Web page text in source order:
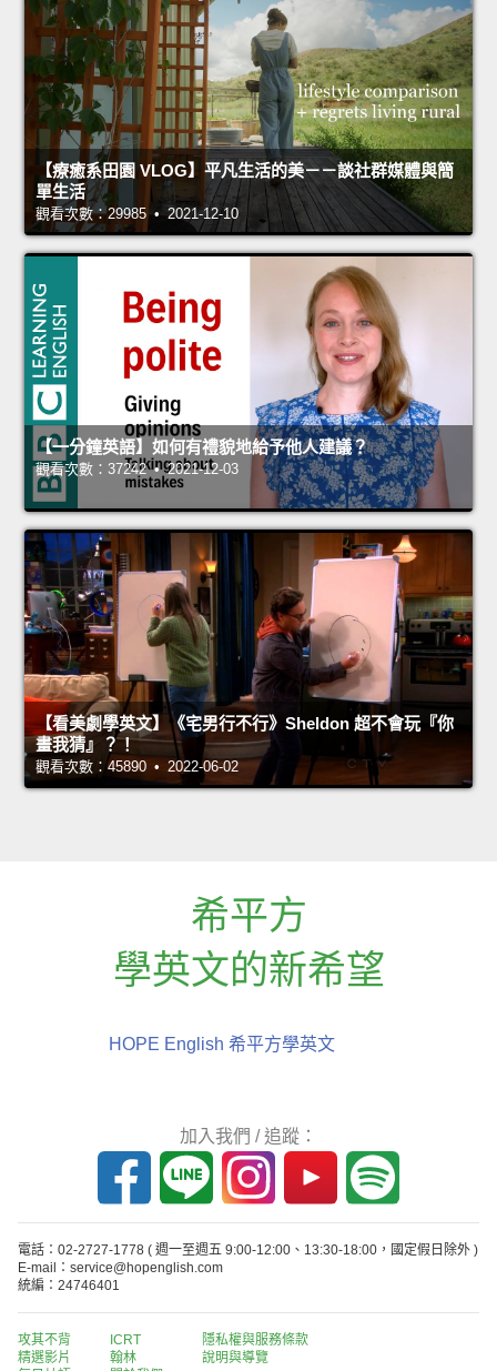
【療癒系田園 VLOG】平凡生活的美－－談社群媒體與簡
單生活
觀看次數：29985 • 2021-12-10
【一分鐘英語】如何有禮貌地給予他人建議？
觀看次數：37242 • 2021-12-03
【看美劇學英文】《宅男行不行》Sheldon 超不會玩『你
畫我猜』？！
觀看次數：45890 • 2022-06-02
希平方
學英文的新希望
HOPE English 希平方學英文
加入我們 / 追蹤：
電話：02-2727-1778 ( 週一至週五 9:00-12:00、13:30-18:00，國定假日除外 )
E-mail：service@hopenglish.com
統編：24746401
攻其不背
精選影片
ICRT
翰林
隱私權與服務條款
說明與導覽